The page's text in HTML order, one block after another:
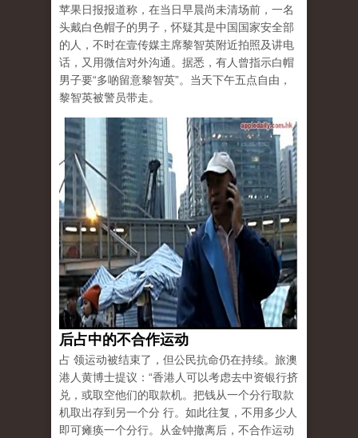
苹果日报报道称，在当日早晨尚未清场前，一名
头戴白色帽子的男子，怀疑其是中国国家安全部
的人，不时在壹传媒主席黎智英附近拍照及讲电
话，又用微信对外沟通。据悉，有人曾指示白帽
男子要“多啲留意黎智英”。当天下午五点自由，
黎智英被警员带走。
后占中的不合作运动
占 领运动被结束了，但公民抗命仍在持续。旅澳
港人黄博士提议：“香港人可以考虑去中资银行挤
兑，或取空他们的取款机。把钱从一个分行取款
机取出存到另一个分 行。如此往复，不用多少人
即可瘫痪一个分行。从金钟撤离后，不合作运动